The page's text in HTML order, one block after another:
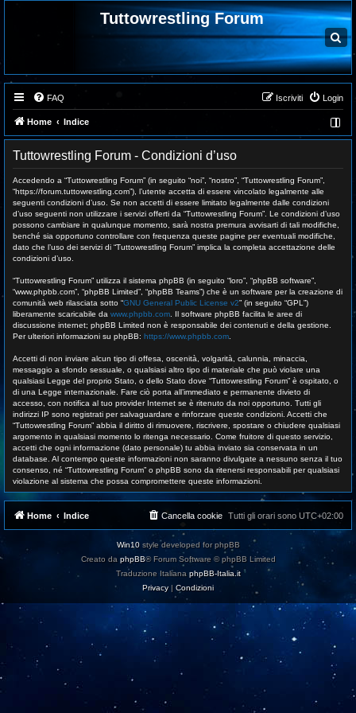
Tuttowrestling Forum
C
e
r
c
a
FAQ Login
Iscriviti
Home Indice
Tuttowrestling Forum - Condizioni d’uso
Accedendo a “Tuttowrestling Forum” (in seguito “noi”, “nostro”, “Tuttowrestling Forum”,
“https://forum.tuttowrestling.com”), l’utente accetta di essere vincolato legalmente alle
seguenti condizioni d’uso. Se non accetti di essere limitato legalmente dalle condizioni
d’uso seguenti non utilizzare i servizi offerti da “Tuttowrestling Forum”. Le condizioni d’uso
possono cambiare in qualunque momento, sarà nostra premura avvisarti di tali modifiche,
benché sia opportuno controllare con frequenza queste pagine per eventuali modifiche,
dato che l’uso dei servizi di “Tuttowrestling Forum” implica la completa accettazione delle
condizioni d’uso.
“Tuttowrestling Forum” utilizza il sistema phpBB (in seguito “loro”, “phpBB software”,
“www.phpbb.com”, “phpBB Limited”, “phpBB Teams”) che è un software per la creazione di
comunità web rilasciata sotto “GNU General Public License v2” (in seguito “GPL”)
liberamente scaricabile da www.phpbb.com . Il software phpBB facilita le aree di
discussione internet; phpBB Limited non è responsabile dei contenuti e della gestione.
Per ulteriori informazioni su phpBB: https://www.phpbb.com
Accetti di non inviare alcun tipo di offesa, oscenità, volgarità, calunnia, minaccia,
messaggio a sfondo sessuale, o qualsiasi altro tipo di materiale che può violare una
qualsiasi Legge del proprio Stato, o dello Stato dove “Tuttowrestling Forum” è ospitato, o
di una Legge internazionale. Fare ciò porta all’immediato e permanente divieto di
accesso, con notifica al tuo provider Internet se è ritenuto da noi opportuno. Tutti gli
indirizzi IP sono registrati per salvaguardare e rinforzare queste condizioni. Accetti che
“Tuttowrestling Forum” abbia il diritto di rimuovere, riscrivere, spostare o chiudere qualsiasi
argomento in qualsiasi momento lo ritenga necessario. Come fruitore di questo servizio,
accetti che ogni informazione (dato personale) tu abbia inviato sia conservata in un
database. Al contempo queste informazioni non saranno divulgate a nessuno senza il tuo
consenso, né “Tuttowrestling Forum” o phpBB sono da ritenersi responsabili per qualsiasi
violazione al sistema che possa compromettere queste informazioni.
Home Indice Tutti gli orari sono UTC+02:00
Cancella cookie
Win10style developed for phpBB
Creato da phpBB® Forum Software © phpBB Limited
Traduzione Italiana phpBB-Italia.it
Privacy| Condizioni